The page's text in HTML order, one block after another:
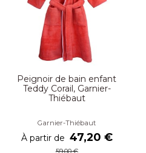
Peignoir de bain enfant
Teddy Corail, Garnier-
Thiébaut
Garnier-Thiébaut
À partir de 47,20 €
59,00 €